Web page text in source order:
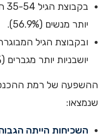
יותר מנשים (56.9%).
יושבניות יותר מגברים (59.1%).‏
ההשפעה של רמת
שנמצאו:
השכיחות הייתה